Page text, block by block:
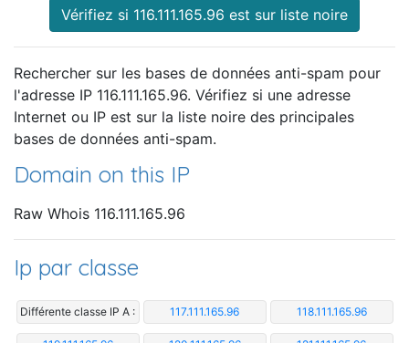
Vérifiez si 116.111.165.96 est sur liste noire
Rechercher sur les bases de données anti-spam pour
l'adresse IP 116.111.165.96. Vérifiez si une adresse
Internet ou IP est sur la liste noire des principales
bases de données anti-spam.
Domain on this IP
Raw Whois 116.111.165.96
Ip par classe
Différente classe IP A : 117.111.165.96 118.111.165.96